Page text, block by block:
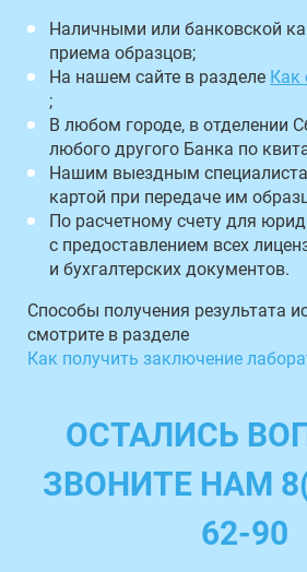
Наличными или банковской
приема образцов;
На нашем сайте в разделе Как
;
В любом городе, в отделении
любого другого Банка по
Нашим выездным
картой при передаче им
По расчетному счету для
с предоставлением всех
и бухгалтерских документов.
Способы получения результата
смотрите в разделе
Как получить заключение
ОСТАЛИСЬ
ЗВОНИТЕ НАМ
62-90